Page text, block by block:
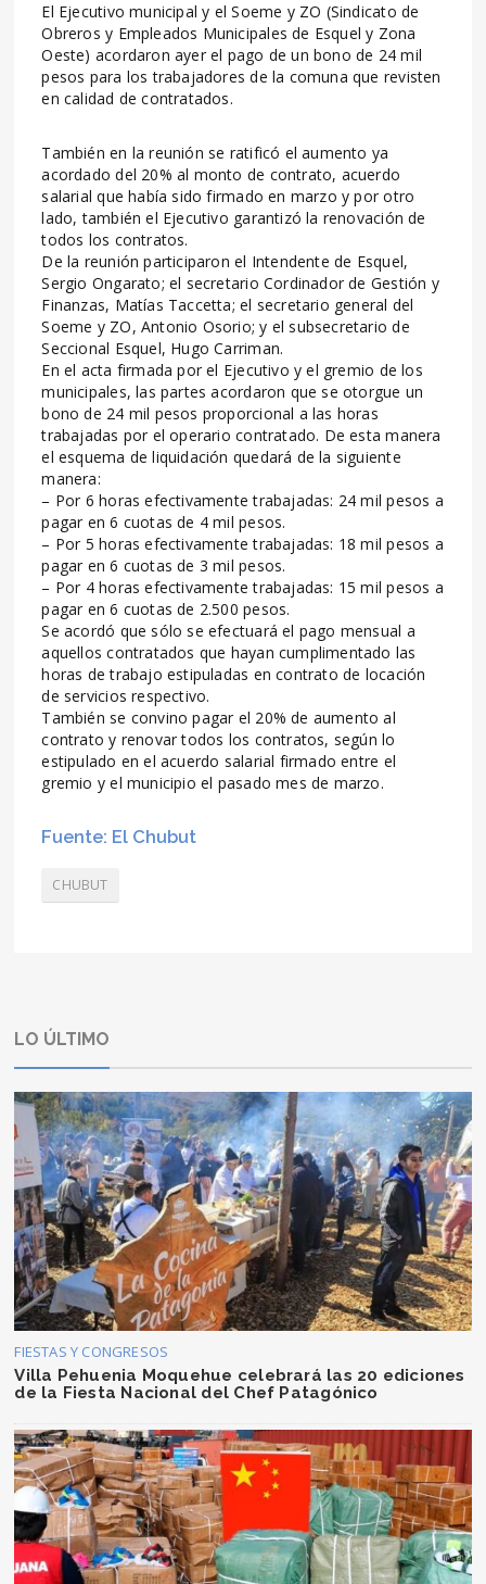
El Ejecutivo municipal y el Soeme y ZO (Sindicato de
Obreros y Empleados Municipales de Esquel y Zona
Oeste) acordaron ayer el pago de un bono de 24 mil
pesos para los trabajadores de la comuna que revisten
en calidad de contratados.
También en la reunión se ratificó el aumento ya
acordado del 20% al monto de contrato, acuerdo
salarial que había sido firmado en marzo y por otro
lado, también el Ejecutivo garantizó la renovación de
todos los contratos.
De la reunión participaron el Intendente de Esquel,
Sergio Ongarato; el secretario Cordinador de Gestión y
Finanzas, Matías Taccetta; el secretario general del
Soeme y ZO, Antonio Osorio; y el subsecretario de
Seccional Esquel, Hugo Carriman.
En el acta firmada por el Ejecutivo y el gremio de los
municipales, las partes acordaron que se otorgue un
bono de 24 mil pesos proporcional a las horas
trabajadas por el operario contratado. De esta manera
el esquema de liquidación quedará de la siguiente
manera:
– Por 6 horas efectivamente trabajadas: 24 mil pesos a
pagar en 6 cuotas de 4 mil pesos.
– Por 5 horas efectivamente trabajadas: 18 mil pesos a
pagar en 6 cuotas de 3 mil pesos.
– Por 4 horas efectivamente trabajadas: 15 mil pesos a
pagar en 6 cuotas de 2.500 pesos.
Se acordó que sólo se efectuará el pago mensual a
aquellos contratados que hayan cumplimentado las
horas de trabajo estipuladas en contrato de locación
de servicios respectivo.
También se convino pagar el 20% de aumento al
contrato y renovar todos los contratos, según lo
estipulado en el acuerdo salarial firmado entre el
gremio y el municipio el pasado mes de marzo.
Fuente: El Chubut
CHUBUT
LO ÚLTIMO
FIESTAS Y CONGRESOS
Villa Pehuenia Moquehue celebrará las 20 ediciones
de la Fiesta Nacional del Chef Patagónico